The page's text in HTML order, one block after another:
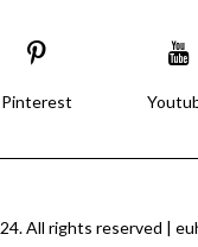
Pinterest
All rights reserved |